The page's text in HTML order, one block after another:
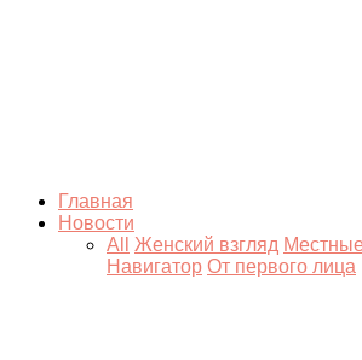
Главная
Новости
All
Женский взгляд
Навигатор От первого лица